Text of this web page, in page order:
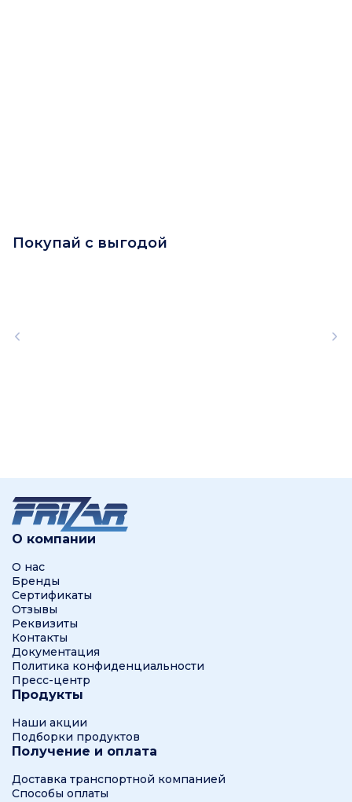
Покупай с выгодой
О компании
О нас
Бренды
Сертификаты
Отзывы
Реквизиты
Контакты
Документация
Политика конфиденциальности
Пресс-центр
Продукты
Наши акции
Подборки продуктов
Получение и оплата
Доставка транспортной компанией
Способы оплаты